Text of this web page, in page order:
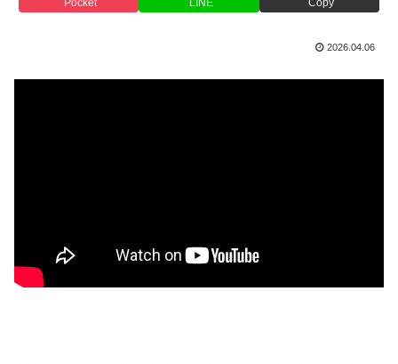
Pocket LINE Copy
2026.04.06